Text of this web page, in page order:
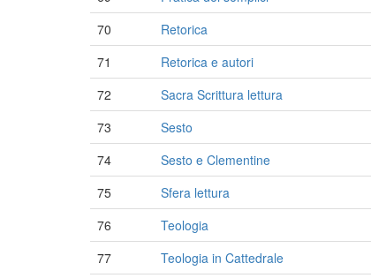
70
Retorica
71
Retorica e autori
72
Sacra Scrittura lettura
73
Sesto
74
Sesto e Clementine
75
Sfera lettura
76
Teologia
77
Teologia in Cattedrale